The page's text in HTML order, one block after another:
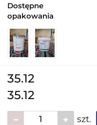
Dostępne
opakowania
35.12
35.12
szt.